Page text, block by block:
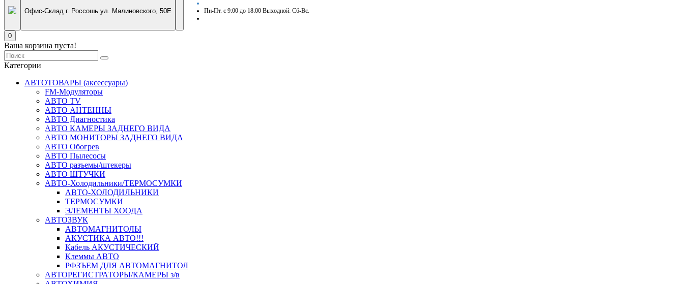
Офис-Склад г. Россошь ул. Малиновского, 50Е Пн-Пт. с 9:00 до 18:00 Выходной: Сб-Вс.
0
Ваша корзина пуста!
Категории
АВТОТОВАРЫ (аксессуары)
FM-Модуляторы
АВТО TV
АВТО АНТЕННЫ
АВТО Диагностика
АВТО КАМЕРЫ ЗАДНЕГО ВИДА
АВТО МОНИТОРЫ ЗАДНЕГО ВИДА
АВТО Обогрев
АВТО Пылесосы
АВТО разъемы/штекеры
АВТО ШТУЧКИ
АВТО-Холодильники/ТЕРМОСУМКИ
АВТО-ХОЛОДИЛЬНИКИ
ТЕРМОСУМКИ
ЭЛЕМЕНТЫ ХООДА
АВТОЗВУК
АВТОМАГНИТОЛЫ
АКУСТИКА АВТО!!!
Кабель АКУСТИЧЕСКИЙ
Клеммы АВТО
РФЗЪЕМ ДЛЯ АВТОМАГНИТОЛ
АВТОРЕГИСТРАТОРЫ/КАМЕРЫ з/в